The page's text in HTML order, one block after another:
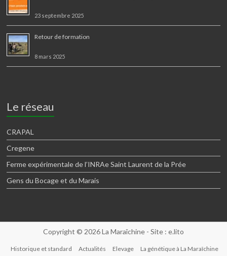
23 septembre 2025
Retour de formation
8 mars 2025
Le réseau
CRAPAL
Cregene
Ferme expérimentale de l’INRAe Saint Laurent de la Prée
Gens du Bocage et du Marais
Copyright © 2026La Maraîchine- Site : e.lito
Historique et standard Actualités Elevage
La génétique à La Maraîchine